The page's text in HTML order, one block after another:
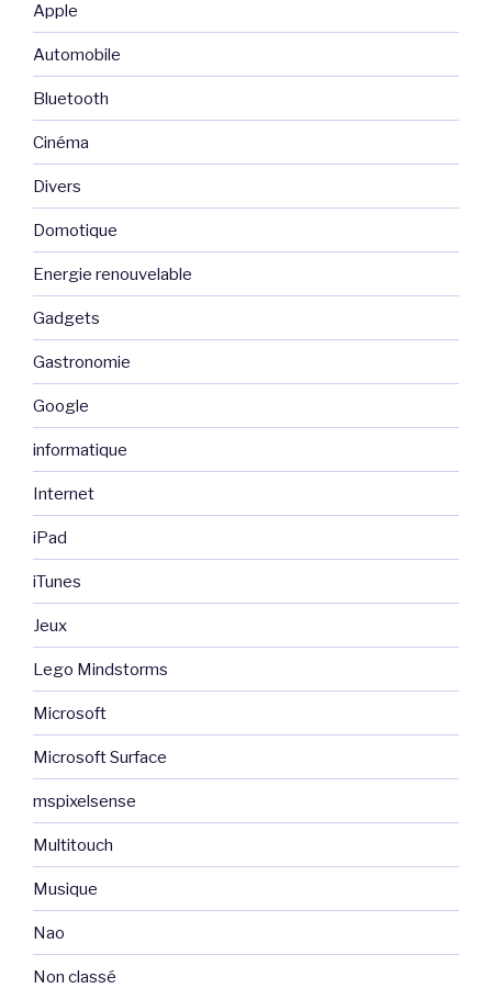
Apple
Automobile
Bluetooth
Cinéma
Divers
Domotique
Energie renouvelable
Gadgets
Gastronomie
Google
informatique
Internet
iPad
iTunes
Jeux
Lego Mindstorms
Microsoft
Microsoft Surface
mspixelsense
Multitouch
Musique
Nao
Non classé